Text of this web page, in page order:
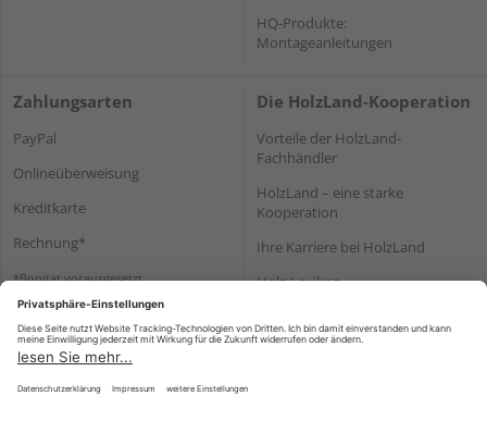
HQ-Produkte:
Montageanleitungen
Zahlungsarten
PayPal
Onlineüberweisung
Kreditkarte
Rechnung*
*Bonität vorausgesetzt
Die HolzLand-Kooperation
Vorteile der HolzLand-
Fachhändler
HolzLand – eine starke
Kooperation
Ihre Karriere bei HolzLand
Holz-Lexikon